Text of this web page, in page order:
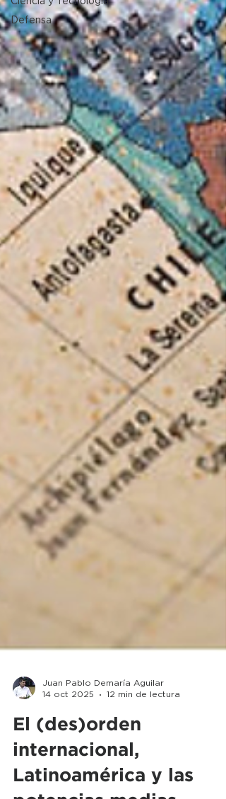
Defensa
14 oct 2025
12 min de lectura
El (des)orden
internacional,